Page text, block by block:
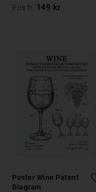
Pris fr. 149 kr
Poster Wine Patent
Diagram